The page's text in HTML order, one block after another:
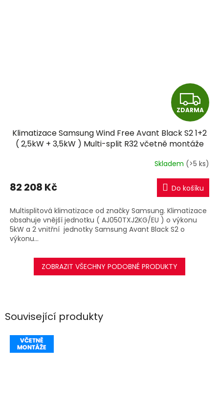
Související produkty
Z
D
A
R
M
A
ZDARMA
Klimatizace Samsung Wind Free Avant Black S2 1+2
( 2,5kW + 3,5kW ) Multi-split R32 včetně montáže
Skladem (>5 ks)
82 208 Kč Do košíku
Multisplitová klimatizace od značky Samsung. Klimatizace
obsahuje vnější jednotku ( AJ050TXJ2KG/EU ) o výkonu
5kW a 2 vnitřní jednotky Samsung Avant Black S2 o
výkonu...
ZOBRAZIT VŠECHNY PODOBNÉ PRODUKTY